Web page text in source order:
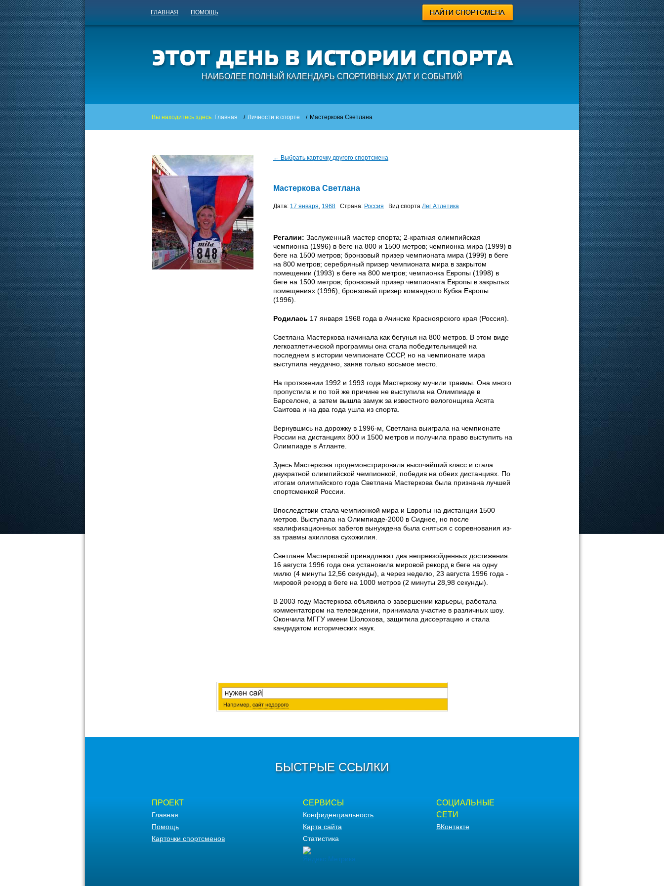
ГЛАВНАЯ ПОМОЩЬ
НАИБОЛЕЕ ПОЛНЫЙ КАЛЕНДАРЬ СПОРТИВНЫХ ДАТ И СОБЫТИЙ
Вы находитесь здесь: Главная / Личности в спорте / Мастеркова Светлана
← Выбрать карточку другого спортсмена
Мастеркова Светлана
Дата: 17 января, 1968 Страна: Россия Вид спорта Лег Атлетика
Регалии: Заслуженный мастер спорта; 2-кратная олимпийская
чемпионка (1996) в беге на 800 и 1500 метров; чемпионка мира (1999) в
беге на 1500 метров; бронзовый призер чемпионата мира (1999) в беге
на 800 метров; серебряный призер чемпионата мира в закрытом
помещении (1993) в беге на 800 метров; чемпионка Европы (1998) в
беге на 1500 метров; бронзовый призер чемпионата Европы в закрытых
помещениях (1996); бронзовый призер командного Кубка Европы
(1996).
Родилась 17 января 1968 года в Ачинске Красноярского края (Россия).
Светлана Мастеркова начинала как бегунья на 800 метров. В этом виде
легкоатлетической программы она стала победительницей на
последнем в истории чемпионате СССР, но на чемпионате мира
выступила неудачно, заняв только восьмое место.
На протяжении 1992 и 1993 года Мастеркову мучили травмы. Она много
пропустила и по той же причине не выступила на Олимпиаде в
Барселоне, а затем вышла замуж за известного велогонщика Асята
Саитова и на два года ушла из спорта.
Вернувшись на дорожку в 1996-м, Светлана выиграла на чемпионате
России на дистанциях 800 и 1500 метров и получила право выступить на
Олимпиаде в Атланте.
Здесь Мастеркова продемонстрировала высочайший класс и стала
двукратной олимпийской чемпионкой, победив на обеих дистанциях. По
итогам олимпийского года Светлана Мастеркова была признана лучшей
спортсменкой России.
Впоследствии стала чемпионкой мира и Европы на дистанции 1500
метров. Выступала на Олимпиаде-2000 в Сиднее, но после
квалификационных забегов вынуждена была сняться с соревнования из-
за травмы ахиллова сухожилия.
Светлане Мастерковой принадлежат два непревзойденных достижения.
16 августа 1996 года она установила мировой рекорд в беге на одну
милю (4 минуты 12,56 секунды), а через неделю, 23 августа 1996 года -
мировой рекорд в беге на 1000 метров (2 минуты 28,98 секунды).
В 2003 году Мастеркова объявила о завершении карьеры, работала
комментатором на телевидении, принимала участие в различных шоу.
Окончила МГГУ имени Шолохова, защитила диссертацию и стала
кандидатом исторических наук.
БЫСТРЫЕ ССЫЛКИ
ПРОЕКТ
Главная
Помощь
Карточки спортсменов
СЕРВИСЫ
Конфиденциальность
Карта сайта
Статистика
СОЦИАЛЬНЫЕ
СЕТИ
ВКонтакте